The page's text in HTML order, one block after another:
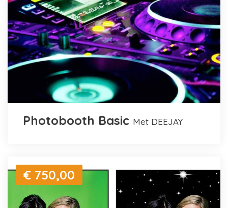
Photobooth Basic met DEEJAY
€ 750,00